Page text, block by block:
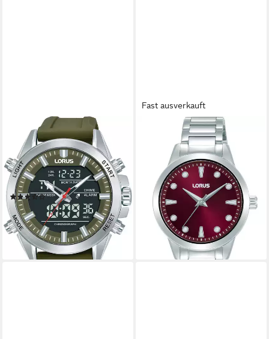
LORUS
Digitaluhr RW669AX9,
Quarzuhr, Armbanduhr,
Herrenuhr, Silikonarmband,
digital, analog, Tag
(2)
145,83 €
lieferbar in 3 Wochen
+2
Fast ausverkauft
Quarzuhr Classic Quarz
RG263YX9, Armbanduhr,
Damenuhr, Edelstahlarmband,
analog
57,85 € UVP65,00 €
-11%
lieferbar - in 2-3 Werktagen bei dir